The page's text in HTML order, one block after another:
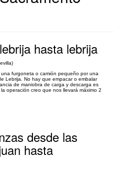
hasta lebrija
furgoneta o camión pequeño por una
Lebrija. No hay que empacar o embalar
de maniobra de carga y descarga es
operación creo que nos llevará máximo 2
desde las
hasta